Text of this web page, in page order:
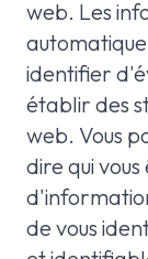
web. Les
identifier
établir des
web. Vous
dire qui
de vous